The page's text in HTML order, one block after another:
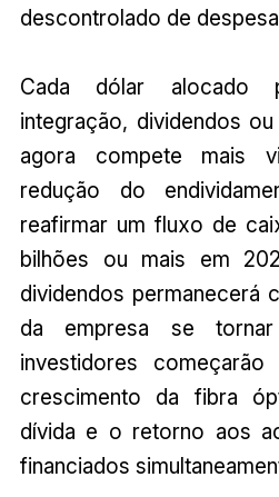
descontrolado de
Cada dólar alocado
integração, dividendos
agora compete mais
redução do
reafirmar um fluxo de
bilhões ou mais em
dividendos permanecerá
da empresa se
investidores
crescimento da fibra
dívida e o retorno aos
financiados